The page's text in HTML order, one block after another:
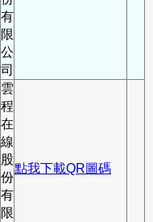
有
限
公
司
雲
程
在
線
股
份
有
限
點我下載QR圖碼